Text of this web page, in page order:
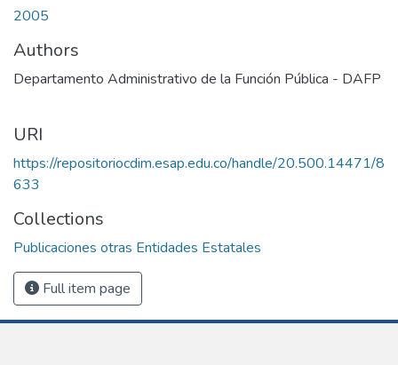
2005
Authors
Departamento Administrativo de la Función Pública - DAFP
URI
https://repositoriocdim.esap.edu.co/handle/20.500.14471/8
633
Collections
Publicaciones otras Entidades Estatales
Full item page